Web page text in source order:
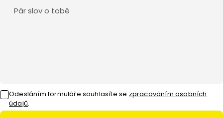
Odesláním formuláře souhlasíte se zpracováním osobních
údajů.